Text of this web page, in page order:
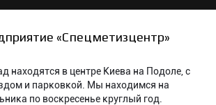
«Спецметизцентр»
находятся в центре Киева на Подоле, с
и парковкой. Мы находимся на
по воскресенье круглый год.